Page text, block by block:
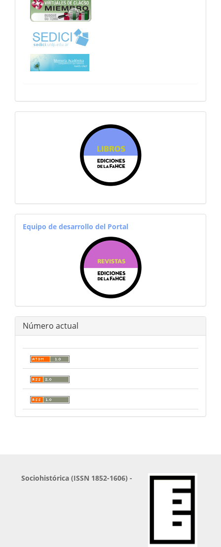
equiporevistas
Equipo de desarrollo del Portal
Número actual
Sociohistórica (ISSN 1852-1606) -